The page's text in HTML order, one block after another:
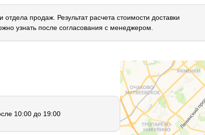
продаж. Результат расчета стоимости доставки
узнать после согласования с менеджером.
10:00 до 19:00